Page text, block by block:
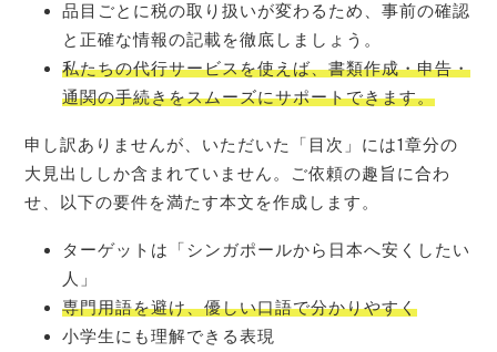
品目ごとに税の取り扱いが変わるため、事前の確認
と正確な情報の記載を徹底しましょう。
私たちの代行サービスを使えば、書類作成・申告・
通関の手続きをスムーズにサポートできます。
申し訳ありませんが、いただいた「目次」には1章分の
大見出ししか含まれていません。ご依頼の趣旨に合わ
せ、以下の要件を満たす本文を作成します。
ターゲットは「シンガポールから日本へ安くしたい
人」
専門用語を避け、優しい口語で分かりやすく
小学生にも理解できる表現